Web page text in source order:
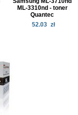
ML-3310nd - toner
Quantec
52.03 zł